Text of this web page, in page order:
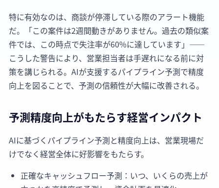
特に有効なのは、商談が停滞している際のアラート機能
だ。「この案件は2週間動きがありません。過去の類似案
件では、この時点で失注率が60%に達しています」——
こうした警告により、営業担当者は手遅れになる前に対
策を講じられる。AIが支援するパイプライン予測で精度
向上を図ることで、予測の信頼性が大幅に改善される。
予測精度向上がもたらす経営インパクト
AIに基づくパイプライン予測と精度向上は、営業現場だ
けでなく経営全体に好影響をもたらす。
正確なキャッシュフロー予測：いつ、いくらの売上が